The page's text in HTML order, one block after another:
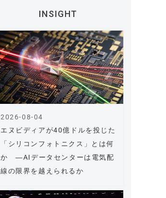
INSIGHT
エヌビディアが40億ドルを投じた
「シリコンフォトニクス」とは何
か ―AIデータセンターは電気配
線の限界を越えられるか
2026-08-04